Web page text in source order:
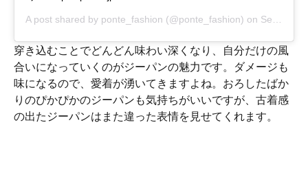
A post shared by ponte_fashion (@ponte_fashion) on Sep 26, 2017 at 6:43am PDT
穿き込むことでどんどん味わい深くなり、自分だけの風
合いになっていくのがジーパンの魅力です。ダメージも
味になるので、愛着が湧いてきますよね。おろしたばか
りのぴかぴかのジーパンも気持ちがいいですが、古着感
の出たジーパンはまた違った表情を見せてくれます。